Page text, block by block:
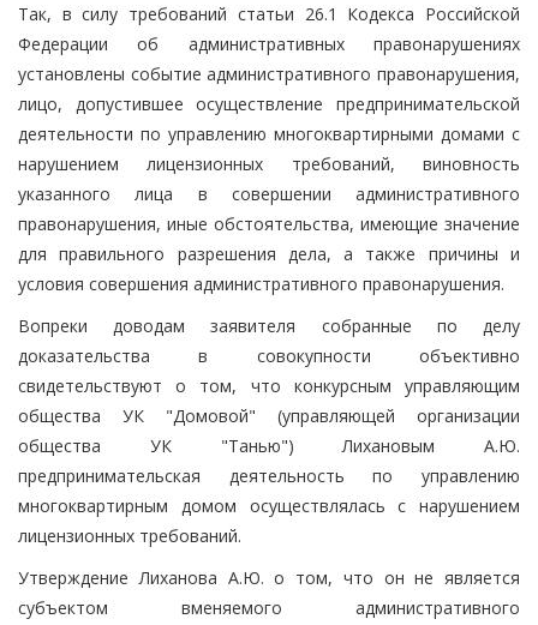
Так, в силу требований статьи 26.1 Кодекса Российской
Федерации об административных правонарушениях
установлены событие административного правонарушения,
лицо, допустившее осуществление предпринимательской
деятельности по управлению многоквартирными домами с
нарушением лицензионных требований, виновность
указанного лица в совершении административного
правонарушения, иные обстоятельства, имеющие значение
для правильного разрешения дела, а также причины и
условия совершения административного правонарушения.
Вопреки доводам заявителя собранные по делу
доказательства в совокупности объективно
свидетельствуют о том, что конкурсным управляющим
общества УК "Домовой" (управляющей организации
общества УК "Танью") Лихановым А.Ю.
предпринимательская деятельность по управлению
многоквартирным домом осуществлялась с нарушением
лицензионных требований.
Утверждение Лиханова А.Ю. о том, что он не является
субъектом вменяемого административного